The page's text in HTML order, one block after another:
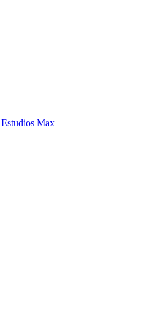
Estudios Max